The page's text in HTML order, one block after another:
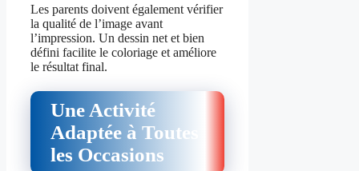
Les parents doivent également vérifier
la qualité de l’image avant
l’impression. Un dessin net et bien
défini facilite le coloriage et améliore
le résultat final.
Une Activité
Adaptée à Toutes
les Occasions